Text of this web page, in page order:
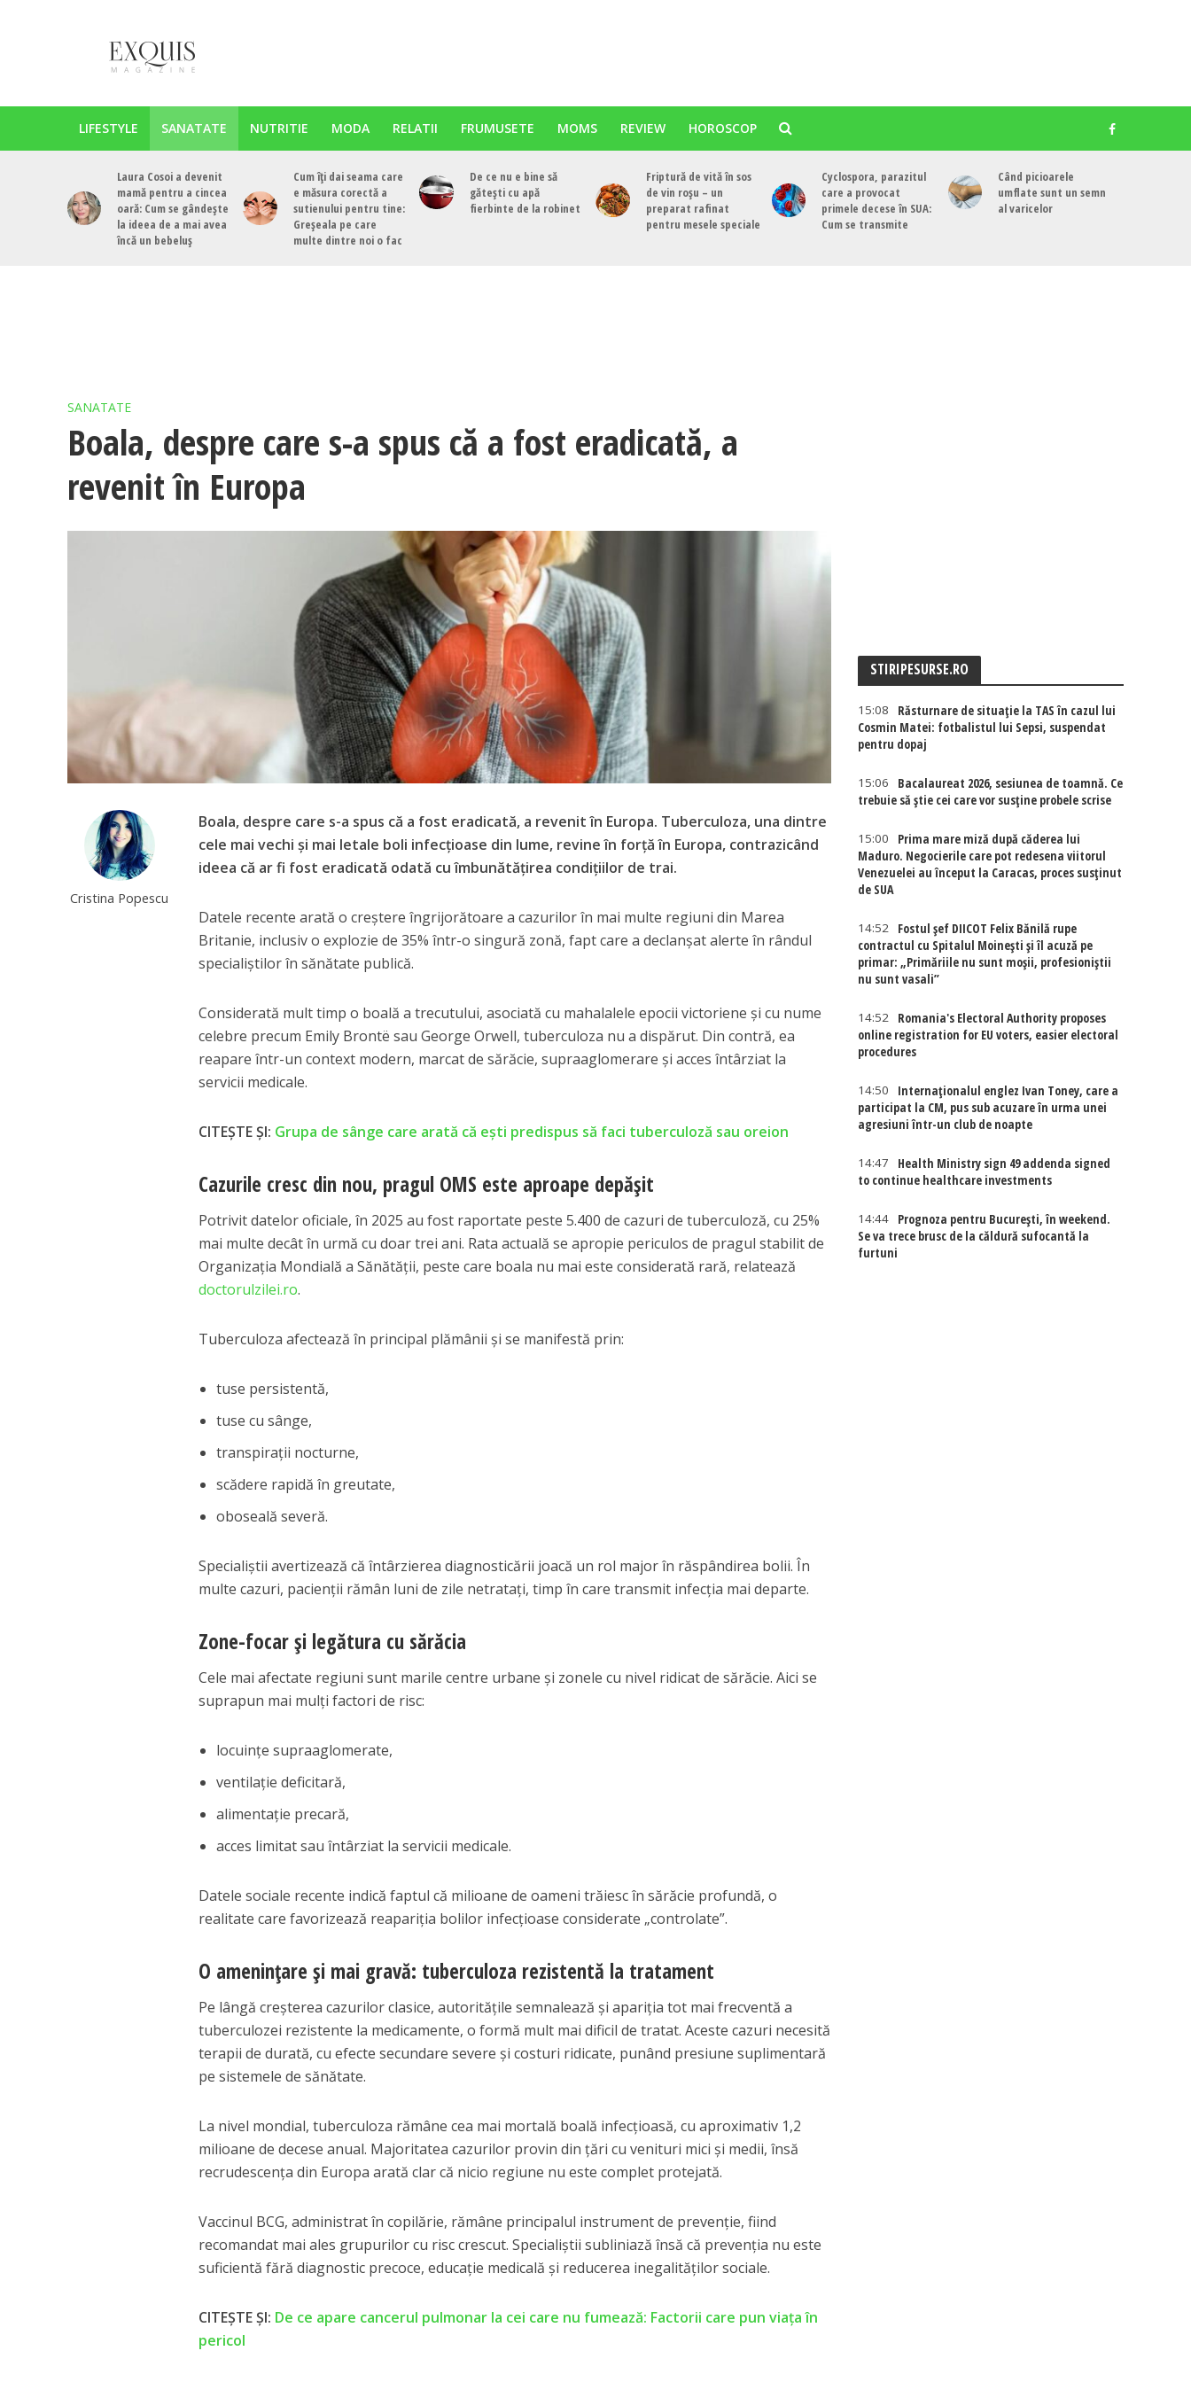
LIFESTYLE SANATATE NUTRITIE MODA RELATII FRUMUSETE MOMS REVIEW HOROSCOP
Laura Cosoi a devenit
mamă pentru a cincea
oară: Cum se gândește
la ideea de a mai avea
încă un bebeluș
Cum îți dai seama care
e măsura corectă a
sutienului pentru tine:
Greșeala pe care
multe dintre noi o fac
De ce nu e bine să
gătești cu apă
fierbinte de la robinet
Friptură de vită în sos
de vin roșu – un
preparat rafinat
pentru mesele speciale
Cyclospora, parazitul
care a provocat
primele decese în SUA:
Cum se transmite
Când picioarele
umflate sunt un semn
al varicelor
SANATATE
Boala, despre care s-a spus că a fost eradicată, a
revenit în Europa
Cristina Popescu
Boala, despre care s-a spus că a fost eradicată, a revenit în Europa. Tuberculoza, una dintre
cele mai vechi și mai letale boli infecțioase din lume, revine în forță în Europa, contrazicând
ideea că ar fi fost eradicată odată cu îmbunătățirea condițiilor de trai.
Datele recente arată o creștere îngrijorătoare a cazurilor în mai multe regiuni din Marea
Britanie, inclusiv o explozie de 35% într-o singură zonă, fapt care a declanșat alerte în rândul
specialiștilor în sănătate publică.
Considerată mult timp o boală a trecutului, asociată cu mahalalele epocii victoriene și cu nume
celebre precum Emily Brontë sau George Orwell, tuberculoza nu a dispărut. Din contră, ea
reapare într-un context modern, marcat de sărăcie, supraaglomerare și acces întârziat la
servicii medicale.
CITEȘTE ȘI: Grupa de sânge care arată că ești predispus să faci tuberculoză sau oreion
Cazurile cresc din nou, pragul OMS este aproape depășit
Potrivit datelor oficiale, în 2025 au fost raportate peste 5.400 de cazuri de tuberculoză, cu 25%
mai multe decât în urmă cu doar trei ani. Rata actuală se apropie periculos de pragul stabilit de
Organizația Mondială a Sănătății, peste care boala nu mai este considerată rară, relatează
doctorulzilei.ro.
Tuberculoza afectează în principal plămânii și se manifestă prin:
tuse persistentă,
tuse cu sânge,
transpirații nocturne,
scădere rapidă în greutate,
oboseală severă.
Specialiștii avertizează că întârzierea diagnosticării joacă un rol major în răspândirea bolii. În
multe cazuri, pacienții rămân luni de zile netratați, timp în care transmit infecția mai departe.
Zone-focar și legătura cu sărăcia
Cele mai afectate regiuni sunt marile centre urbane și zonele cu nivel ridicat de sărăcie. Aici se
suprapun mai mulți factori de risc:
locuințe supraaglomerate,
ventilație deficitară,
alimentație precară,
acces limitat sau întârziat la servicii medicale.
Datele sociale recente indică faptul că milioane de oameni trăiesc în sărăcie profundă, o
realitate care favorizează reapariția bolilor infecțioase considerate „controlate”.
O amenințare și mai gravă: tuberculoza rezistentă la tratament
Pe lângă creșterea cazurilor clasice, autoritățile semnalează și apariția tot mai frecventă a
tuberculozei rezistente la medicamente, o formă mult mai dificil de tratat. Aceste cazuri necesită
terapii de durată, cu efecte secundare severe și costuri ridicate, punând presiune suplimentară
pe sistemele de sănătate.
La nivel mondial, tuberculoza rămâne cea mai mortală boală infecțioasă, cu aproximativ 1,2
milioane de decese anual. Majoritatea cazurilor provin din țări cu venituri mici și medii, însă
recrudescența din Europa arată clar că nicio regiune nu este complet protejată.
Vaccinul BCG, administrat în copilărie, rămâne principalul instrument de prevenție, fiind
recomandat mai ales grupurilor cu risc crescut. Specialiștii subliniază însă că prevenția nu este
suficientă fără diagnostic precoce, educație medicală și reducerea inegalităților sociale.
CITEȘTE ȘI: De ce apare cancerul pulmonar la cei care nu fumează: Factorii care pun viața în
pericol
STIRIPESURSE.RO
15:08
Răsturnare de situație la TAS în cazul lui
Cosmin Matei: fotbalistul lui Sepsi, suspendat
pentru dopaj
15:06
Bacalaureat 2026, sesiunea de toamnă. Ce
trebuie să știe cei care vor susține probele scrise
15:00
Prima mare miză după căderea lui
Maduro. Negocierile care pot redesena viitorul
Venezuelei au început la Caracas, proces susținut
de SUA
14:52
Fostul șef DIICOT Felix Bănilă rupe
contractul cu Spitalul Moinești și îl acuză pe
primar: „Primăriile nu sunt moșii, profesioniștii
nu sunt vasali”
14:52
Romania's Electoral Authority proposes
online registration for EU voters, easier electoral
procedures
14:50
Internaţionalul englez Ivan Toney, care a
participat la CM, pus sub acuzare în urma unei
agresiuni într-un club de noapte
14:47
Health Ministry sign 49 addenda signed
to continue healthcare investments
14:44
Prognoza pentru București, în weekend.
Se va trece brusc de la căldură sufocantă la
furtuni